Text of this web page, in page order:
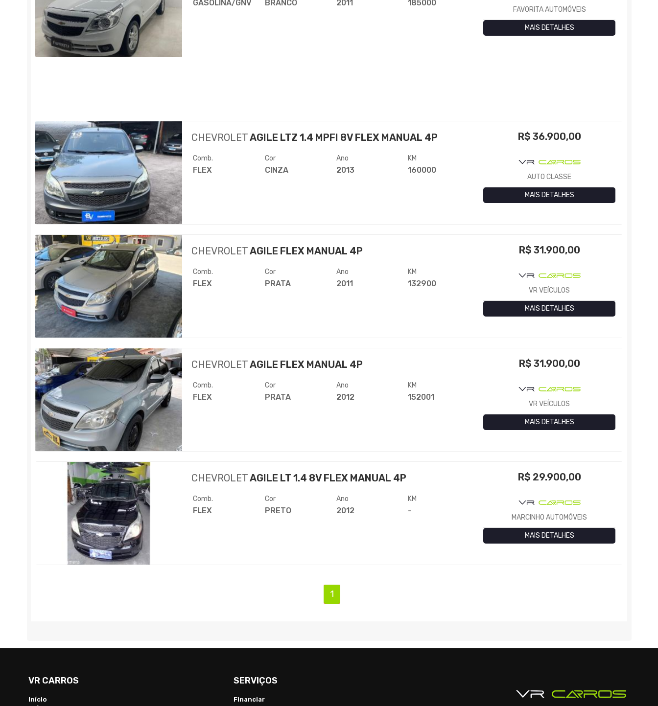
GASOLINA/GNV BRANCO 2011 185000
FAVORITA AUTOMÓVEIS
MAIS DETALHES
CHEVROLETAGILE LTZ 1.4 MPFI 8V FLEX MANUAL 4P
Comb.
FLEX
Cor
CINZA
Ano
2013
KM
160000
R$ 36.900,00
AUTO CLASSE
MAIS DETALHES
CHEVROLETAGILE FLEX MANUAL 4P
Comb.
FLEX
Cor
PRATA
Ano
2011
KM
132900
R$ 31.900,00
VR VEÍCULOS
MAIS DETALHES
CHEVROLETAGILE FLEX MANUAL 4P
Comb.
FLEX
Cor
PRATA
Ano
2012
KM
152001
R$ 31.900,00
VR VEÍCULOS
MAIS DETALHES
CHEVROLETAGILE LT 1.4 8V FLEX MANUAL 4P
Comb.
FLEX
Cor
PRETO
Ano
2012
KM
-
R$ 29.900,00
MARCINHO AUTOMÓVEIS
MAIS DETALHES
1
VR CARROS
Início
SERVIÇOS
Financiar